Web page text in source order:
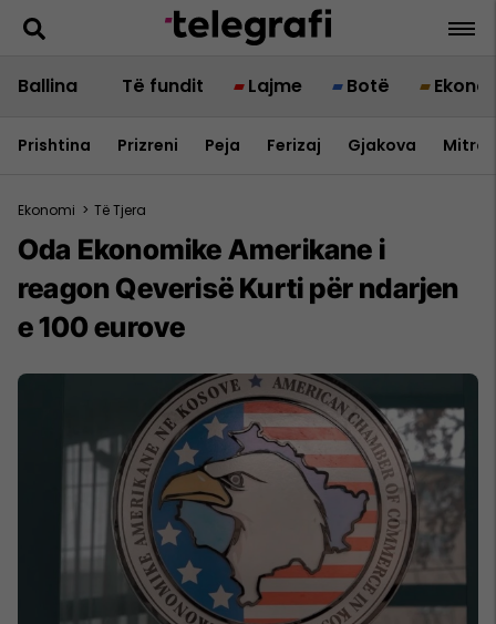
Ballina Të fundit Lajme Botë
Prishtina Prizreni Peja Ferizaj Gjakova
Ekonomi > Të Tjera
Oda Ekonomike Amerikane i
reagon Qeverisë Kurti për ndarjen
e 100 eurove